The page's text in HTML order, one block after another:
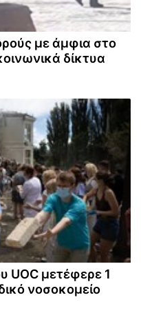
με άμφια στο
δίκτυα
UOC μετέφερε 1
νοσοκομείο